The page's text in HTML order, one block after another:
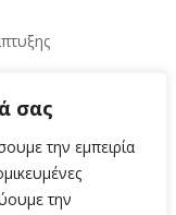
σας
την εμπειρία
την
με Κριτές